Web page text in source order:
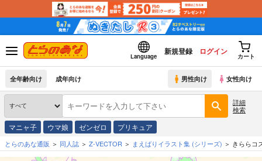
Language
新規登録 ログイン
カート
全年齢向け 成年向け 男性向け 女性向け
詳細
検索
マニャ子 ウマ娘 ゼンゼロ プリキュア
とらのあな通販 同人誌 Z-VECTOR まえばりイラスト集 (シリーズ) きららコ